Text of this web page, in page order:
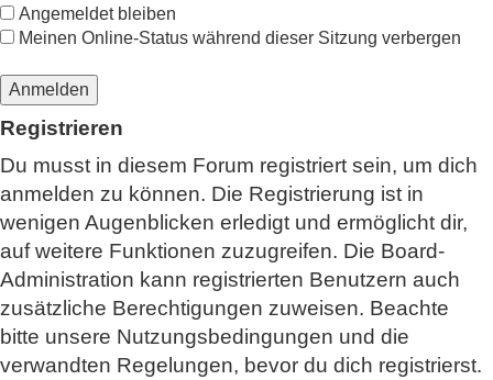
Angemeldet bleiben
Meinen Online-Status während dieser Sitzung verbergen
Registrieren
Du musst in diesem Forum registriert sein, um dich
anmelden zu können. Die Registrierung ist in
wenigen Augenblicken erledigt und ermöglicht dir,
auf weitere Funktionen zuzugreifen. Die Board-
Administration kann registrierten Benutzern auch
zusätzliche Berechtigungen zuweisen. Beachte
bitte unsere Nutzungsbedingungen und die
verwandten Regelungen, bevor du dich registrierst.